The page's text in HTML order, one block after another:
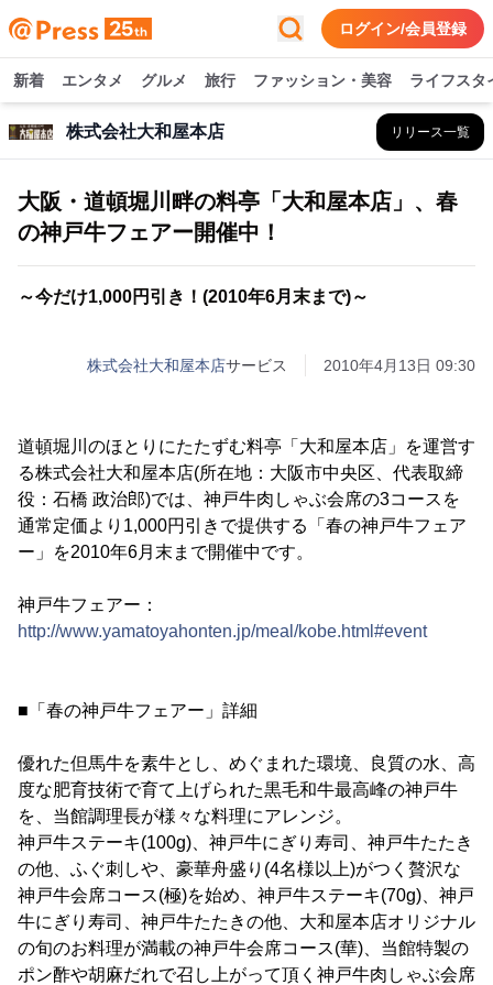
ログイン/会員登録
新着 エンタメ グルメ 旅行 ファッション・美容 ライフスタ
株式会社大和屋本店 リリース一覧
大阪・道頓堀川畔の料亭「大和屋本店」、春
の神戸牛フェアー開催中！
～今だけ1,000円引き！(2010年6月末まで)～
株式会社大和屋本店サービス 2010年4月13日 09:30
道頓堀川のほとりにたたずむ料亭「大和屋本店」を運営す
る株式会社大和屋本店(所在地：大阪市中央区、代表取締
役：石橋 政治郎)では、神戸牛肉しゃぶ会席の3コースを
通常定価より1,000円引きで提供する「春の神戸牛フェア
ー」を2010年6月末まで開催中です。
神戸牛フェアー：
http://www.yamatoyahonten.jp/meal/kobe.html#event
■「春の神戸牛フェアー」詳細
優れた但馬牛を素牛とし、めぐまれた環境、良質の水、高
度な肥育技術で育て上げられた黒毛和牛最高峰の神戸牛
を、当館調理長が様々な料理にアレンジ。
神戸牛ステーキ(100g)、神戸牛にぎり寿司、神戸牛たたき
の他、ふぐ刺しや、豪華舟盛り(4名様以上)がつく贅沢な
神戸牛会席コース(極)を始め、神戸牛ステーキ(70g)、神戸
牛にぎり寿司、神戸牛たたきの他、大和屋本店オリジナル
の旬のお料理が満載の神戸牛会席コース(華)、当館特製の
ポン酢や胡麻だれで召し上がって頂く神戸牛肉しゃぶ会席